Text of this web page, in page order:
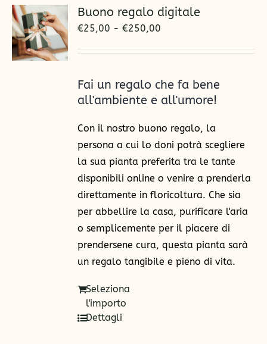
Buono regalo digitale
€25,00 - €250,00
da
€25,00
€250,00
Fai un regalo che fa bene
all'ambiente e all'umore!
Con il nostro buono regalo, la
persona a cui lo doni potrà scegliere
la sua pianta preferita tra le tante
disponibili online o venire a prenderla
direttamente in floricoltura. Che sia
per abbellire la casa, purificare l'aria
o semplicemente per il piacere di
prendersene cura, questa pianta sarà
un regalo tangibile e pieno di vita.
Seleziona
l'importo
Dettagli